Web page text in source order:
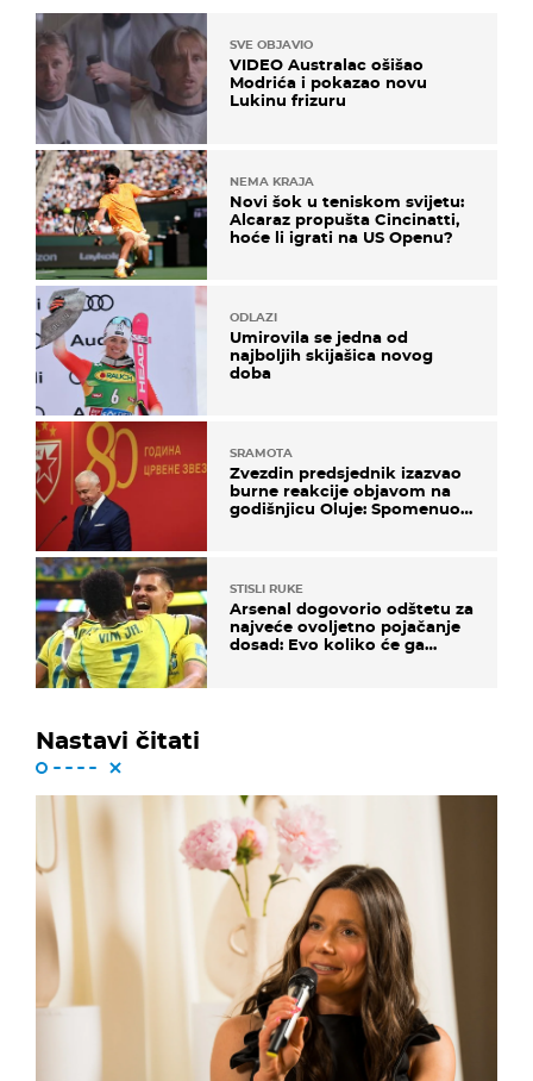
SVE OBJAVIO
VIDEO Australac ošišao
Modrića i pokazao novu
Lukinu frizuru
NEMA KRAJA
Novi šok u teniskom svijetu:
Alcaraz propušta Cincinatti,
hoće li igrati na US Openu?
ODLAZI
Umirovila se jedna od
najboljih skijašica novog
doba
SRAMOTA
Zvezdin predsjednik izazvao
burne reakcije objavom na
godišnjicu Oluje: Spomenuo
STISLI RUKE
Arsenal dogovorio odštetu za
najveće ovoljetno pojačanje
dosad: Evo koliko će ga
Nastavi čitati